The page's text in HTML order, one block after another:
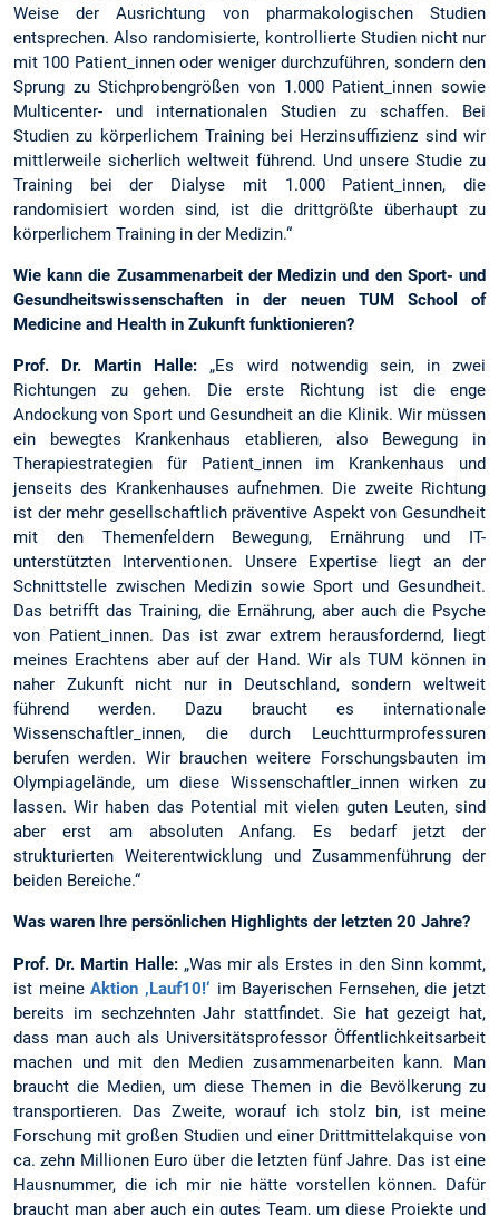
Weise der Ausrichtung von pharmakologischen Studien
entsprechen. Also randomisierte, kontrollierte Studien nicht nur
mit 100 Patient_innen oder weniger durchzuführen, sondern den
Sprung zu Stichprobengrößen von 1.000 Patient_innen sowie
Multicenter- und internationalen Studien zu schaffen. Bei
Studien zu körperlichem Training bei Herzinsuffizienz sind wir
mittlerweile sicherlich weltweit führend. Und unsere Studie zu
Training bei der Dialyse mit 1.000 Patient_innen, die
randomisiert worden sind, ist die drittgrößte überhaupt zu
körperlichem Training in der Medizin.“
Wie kann die Zusammenarbeit der Medizin und den Sport- und
Gesundheitswissenschaften in der neuen TUM School of
Medicine and Health in Zukunft funktionieren?
Prof. Dr. Martin Halle: „Es wird notwendig sein, in zwei
Richtungen zu gehen. Die erste Richtung ist die enge
Andockung von Sport und Gesundheit an die Klinik. Wir müssen
ein bewegtes Krankenhaus etablieren, also Bewegung in
Therapiestrategien für Patient_innen im Krankenhaus und
jenseits des Krankenhauses aufnehmen. Die zweite Richtung
ist der mehr gesellschaftlich präventive Aspekt von Gesundheit
mit den Themenfeldern Bewegung, Ernährung und IT-
unterstützten Interventionen. Unsere Expertise liegt an der
Schnittstelle zwischen Medizin sowie Sport und Gesundheit.
Das betrifft das Training, die Ernährung, aber auch die Psyche
von Patient_innen. Das ist zwar extrem herausfordernd, liegt
meines Erachtens aber auf der Hand. Wir als TUM können in
naher Zukunft nicht nur in Deutschland, sondern weltweit
führend werden. Dazu braucht es internationale
Wissenschaftler_innen, die durch Leuchtturmprofessuren
berufen werden. Wir brauchen weitere Forschungsbauten im
Olympiagelände, um diese Wissenschaftler_innen wirken zu
lassen. Wir haben das Potential mit vielen guten Leuten, sind
aber erst am absoluten Anfang. Es bedarf jetzt der
strukturierten Weiterentwicklung und Zusammenführung der
beiden Bereiche.“
Was waren Ihre persönlichen Highlights der letzten 20 Jahre?
Prof. Dr. Martin Halle:„Was mir als Erstes in den Sinn kommt,
ist meineAktion ‚Lauf10!‘ im Bayerischen Fernsehen, die jetzt
bereits im sechzehnten Jahr stattfindet. Sie hat gezeigt hat,
dass man auch als Universitätsprofessor Öffentlichkeitsarbeit
machen und mit den Medien zusammenarbeiten kann. Man
braucht die Medien, um diese Themen in die Bevölkerung zu
transportieren. Das Zweite, worauf ich stolz bin, ist meine
Forschung mit großen Studien und einer Drittmittelakquise von
ca. zehn Millionen Euro über die letzten fünf Jahre. Das ist eine
Hausnummer, die ich mir nie hätte vorstellen können. Dafür
braucht man aber auch ein gutes Team, um diese Projekte und